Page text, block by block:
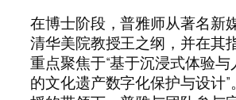
在博士阶段，普雅师从著名新
清华美院教授王之纲，并在其
重点聚焦于“基于沉浸式体验
的文化遗产数字化保护与设计